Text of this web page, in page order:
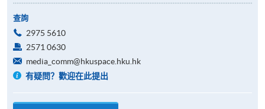
查詢
2975 5610
2571 0630
media_comm@hkuspace.hku.hk
有疑問？歡迎在此提出